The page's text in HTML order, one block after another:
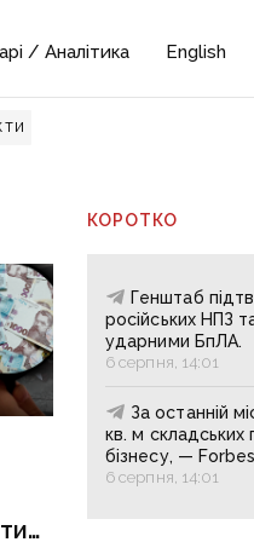
/ Аналітика English
КОРОТКО
Генштаб
російських НПЗ
ударними БпЛА.
6 серпня, 14:01
За останній
кв. м складських
бізнесу, — Forbes
6 серпня, 14:01